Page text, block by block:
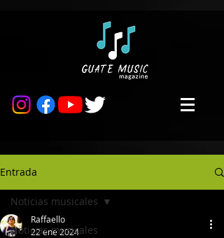
Entrada
Noticias musicales
Noticias musicales
Raffaello
22 ene 2024